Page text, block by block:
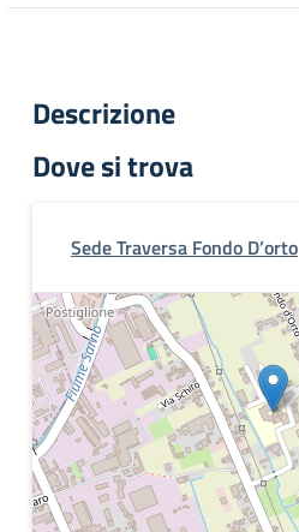
Descrizione
Dove si trova
Sede Traversa Fondo D’orto